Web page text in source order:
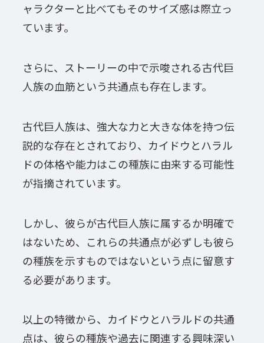
ャラクターと比べてもそのサイズ感は際立っ
ています。
さらに、ストーリーの中で示唆される古代巨
人族の血筋という共通点も存在します。
古代巨人族は、強大な力と大きな体を持つ伝
説的な存在とされており、カイドウとハラル
ドの体格や能力はこの種族に由来する可能性
が指摘されています。
しかし、彼らが古代巨人族に属するか明確で
はないため、これらの共通点が必ずしも彼ら
の種族を示すものではないという点に留意す
る必要があります。
以上の特徴から、カイドウとハラルドの共通
点は、彼らの種族や過去に関連する興味深い